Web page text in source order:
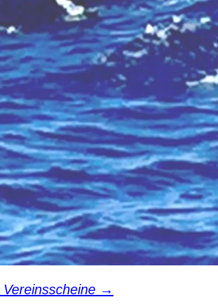
Sport pro Gesundheit
Sterne des Sports
→